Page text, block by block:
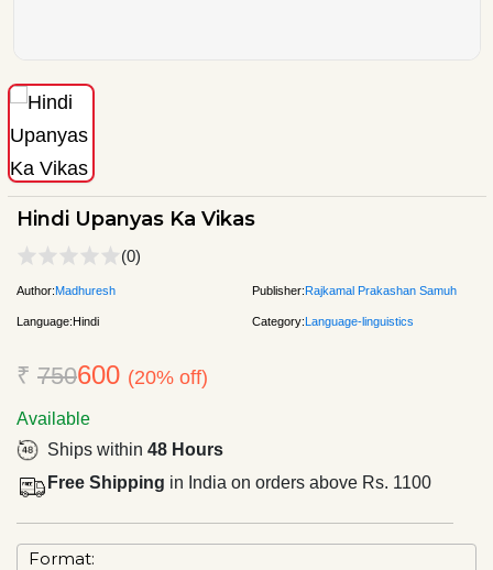
Hindi Upanyas Ka Vikas
(0)
Author:Madhuresh Publisher:Rajkamal Prakashan Samuh
Language:Hindi Category:Language-linguistics
₹ 750600 (20% off)
Available
Ships within 48 Hours
Free Shipping in India on orders above Rs. 1100
Format: